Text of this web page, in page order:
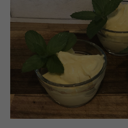
Socials
Auf meinen Social Media
Udpates und Bilder!